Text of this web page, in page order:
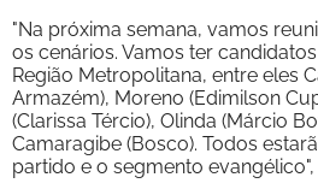
"Na próxima semana, vamos
os cenários. Vamos ter
Região Metropolitana, entre eles
Armazém), Moreno (Edimilson
(Clarissa Tércio), Olinda (Márcio
Camaragibe (Bosco). Todos
partido e o segmento